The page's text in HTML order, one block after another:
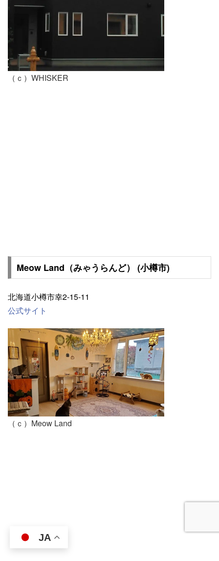
（ｃ）WHISKER
Meow Land（みゃうらんど） (小樽市)
北海道小樽市幸2-15-11
公式サイト
（ｃ）Meow Land
JA